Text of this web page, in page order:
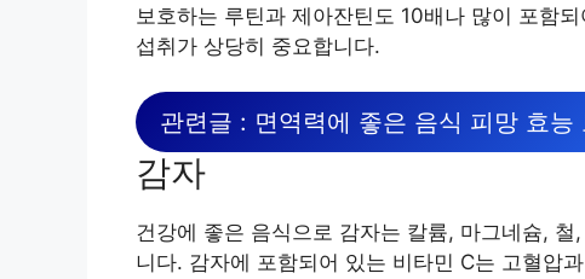
보호하는 루틴과 제아잔틴도 10배나 많이 포함
섭취가 상당히 중요합니다.
관련글 : 면역력에 좋은 음식 피망 효능
감자
건강에 좋은 음식으로 감자는 칼륨, 마그네슘,
니다. 감자에 포함되어 있는 비타민 C는 고혈압